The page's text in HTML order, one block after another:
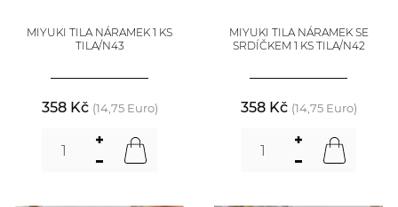
MIYUKI TILA NÁRAMEK 1 KS
TILA/N43
358 Kč (14,75 Euro)
MIYUKI TILA NÁRAMEK SE
SRDÍČKEM 1 KS TILA/N42
358 Kč (14,75 Euro)